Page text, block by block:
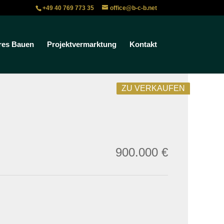
+49 40 769 773 35 office@b-c-b.net
Bauen Projektvermarktung Kontakt
ZU VERKAUFEN
900.000 €